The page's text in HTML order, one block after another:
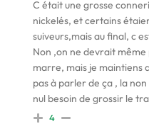
C était une grosse
nickelés, et certains
suiveurs,mais au final, c
Non ,on ne devrait
marre, mais je maintiens
pas à parler de ça , la
nul besoin de grossir le
4